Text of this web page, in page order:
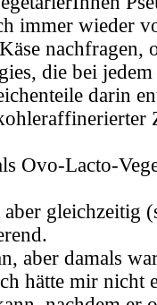
immer wieder
nachfragen,
die bei
darin
Ovo-Lacto-
gleichzeitig
aber damals
hätte mir nicht